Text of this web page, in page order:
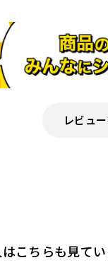
レビュ
こちらも見て